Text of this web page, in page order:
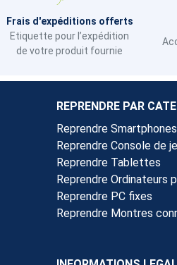
Frais d'expéditions offerts
Etiquette pour l’expédition
de votre produit fournie
REPRENDRE PAR
Reprendre Smartphones
Reprendre Console de
Reprendre Tablettes
Reprendre Ordinateurs
Reprendre PC fixes
Reprendre Montres